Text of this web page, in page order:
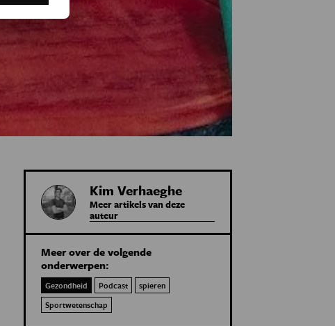
Kim Verhaeghe
Meer artikels van deze
auteur
Meer over de volgende
onderwerpen:
Gezondheid Podcast
spieren
Sportwetenschap